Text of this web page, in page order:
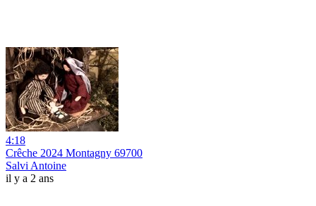
4:18
Crêche 2024 Montagny 69700
Salvi Antoine
il y a 2 ans